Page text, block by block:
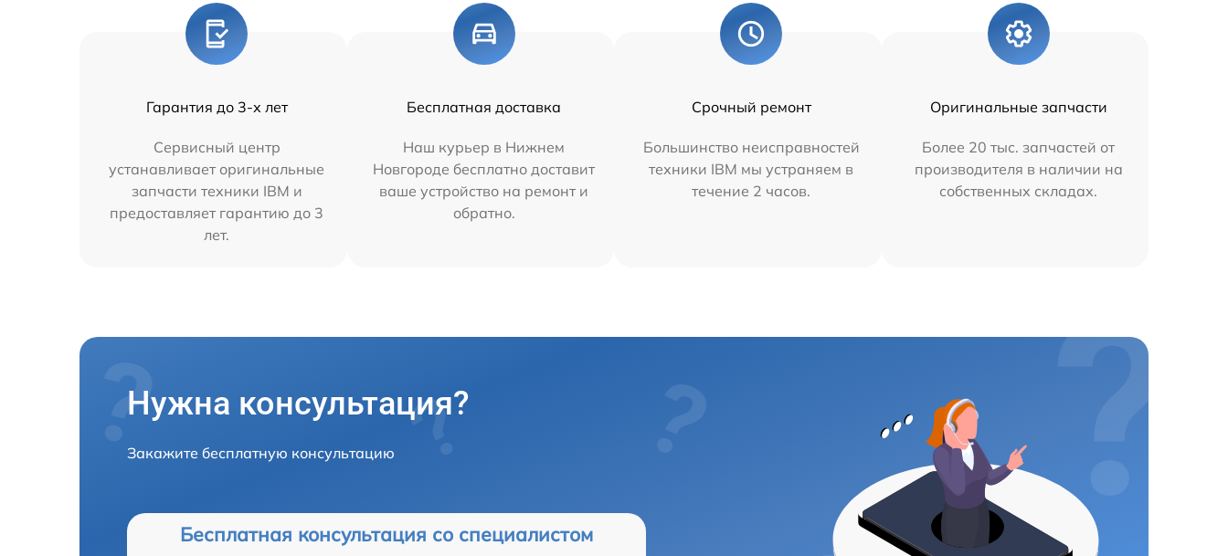
Гарантия до 3-х лет
Сервисный центр
устанавливает оригинальные
запчасти техники IBM и
предоставляет гарантию до 3
лет.
Бесплатная доставка
Наш курьер в Нижнем
Новгороде бесплатно доставит
ваше устройство на ремонт и
обратно.
Срочный ремонт
Большинство неисправностей
техники IBM мы устраняем в
течение 2 часов.
Оригинальные запчасти
Более 20 тыс. запчастей от
производителя в наличии на
собственных складах.
Нужна консультация?
Закажите бесплатную консультацию
Бесплатная консультация со специалистом